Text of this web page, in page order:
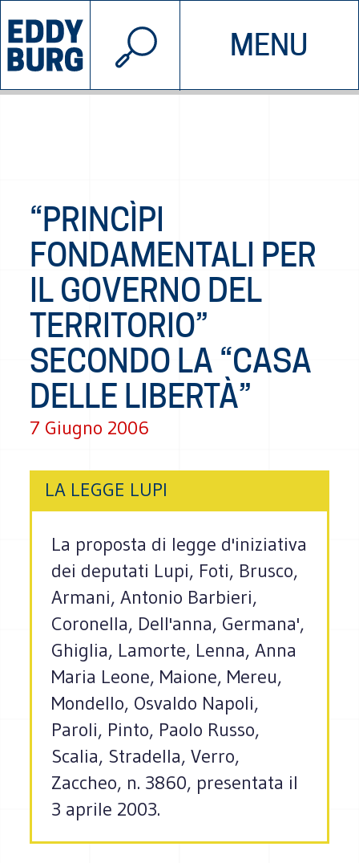
MENU
INIZIATIVE CHI SIAMO
© 2026 EDDYBURG
“PRINCÌPI
FONDAMENTALI PER
IL GOVERNO DEL
TERRITORIO”
SECONDO LA “CASA
DELLE LIBERTÀ”
7 Giugno 2006
LA LEGGE LUPI
La proposta di legge d'iniziativa
dei deputati Lupi, Foti, Brusco,
Armani, Antonio Barbieri,
Coronella, Dell'anna, Germana',
Ghiglia, Lamorte, Lenna, Anna
Maria Leone, Maione, Mereu,
Mondello, Osvaldo Napoli,
Paroli, Pinto, Paolo Russo,
Scalia, Stradella, Verro,
Zaccheo, n. 3860, presentata il
3 aprile 2003.